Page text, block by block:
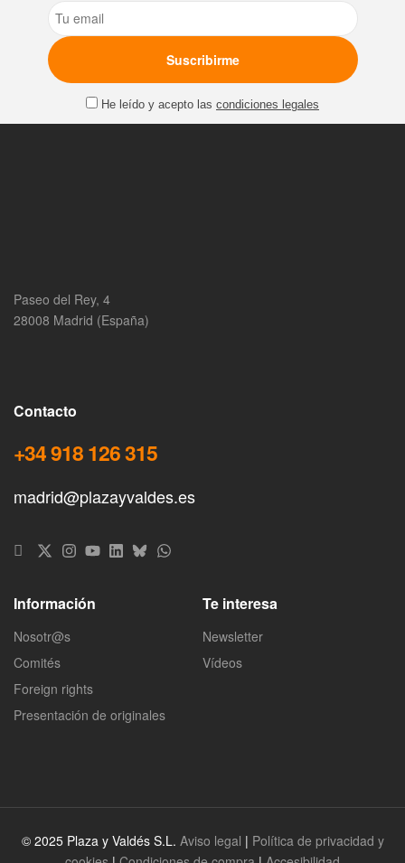
Email
He leído y acepto las condiciones legales
Paseo del Rey, 4
28008 Madrid (España)
Contacto
+34 918 126 315
madrid@plazayvaldes.es
Información
Nosotr@s
Comités
Foreign rights
Presentación de originales
Te interesa
Newsletter
Vídeos
© 2025 Plaza y Valdés S.L. Aviso legal | Política de privacidad y